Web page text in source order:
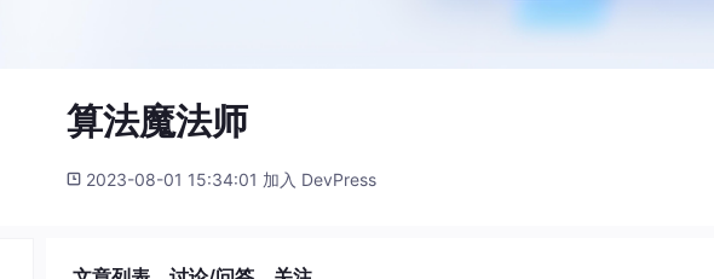
算法魔法师
2023-08-01 15:34:01 加入 DevPress